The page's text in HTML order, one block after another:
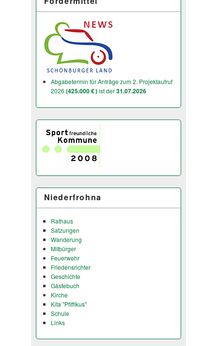
Abgabetermin für Anträge zum 2. Projektaufruf
2026 (425.000 € )ist der31.07.2026
Niederfrohna
Rathaus
Satzungen
Wanderung
Mitbürger
Feuerwehr
Friedensrichter
Geschichte
Gästebuch
Kirche
Kita "Pfiffikus"
Schule
Links